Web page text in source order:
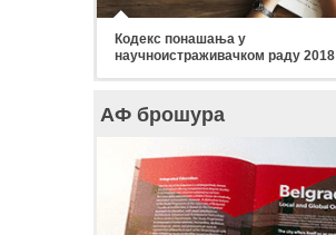
Кодекс понашања у
научноистраживачком раду 2018
АФ брошура